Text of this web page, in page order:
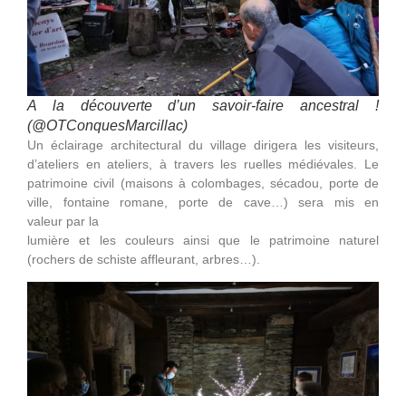
A la découverte d’un savoir-faire ancestral !
(@OTConquesMarcillac)
Un éclairage architectural du village dirigera les visiteurs,
d’ateliers en ateliers, à travers les ruelles médiévales. Le
patrimoine civil (maisons à colombages, sécadou, porte de
ville, fontaine romane, porte de cave…) sera mis en
valeur par la
lumière et les couleurs ainsi que le patrimoine naturel
(rochers de schiste affleurant, arbres…).